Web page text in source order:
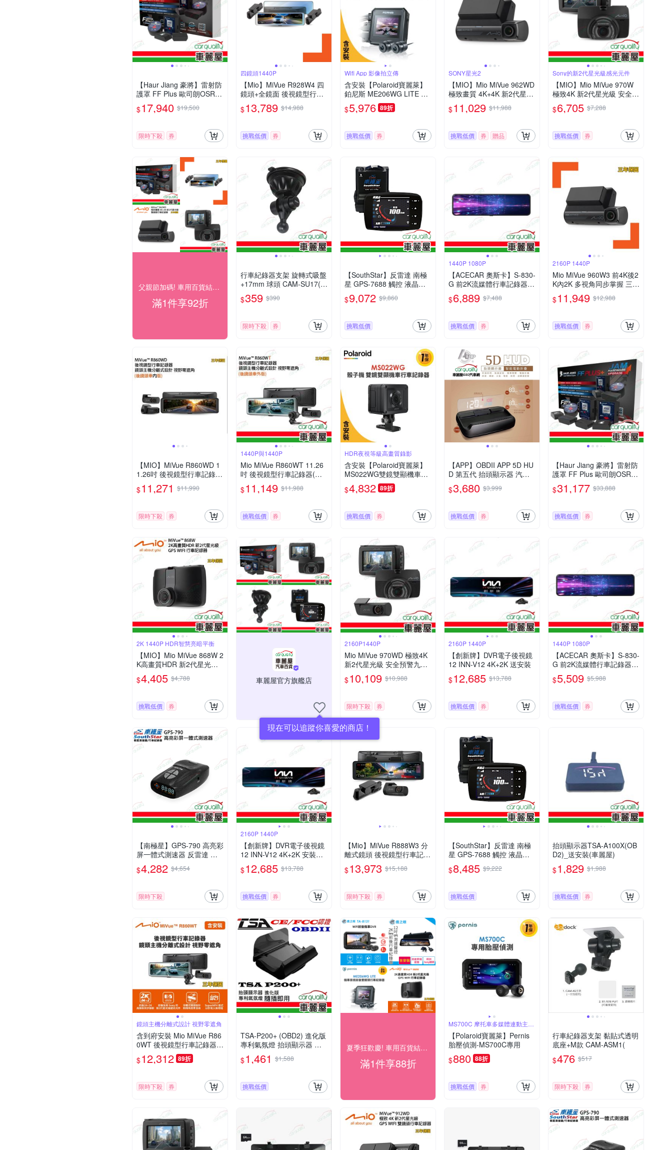
【Haur Jiang 豪將】雷射防
護罩 FF Plus 歐司朗OSRA
M最高功率LD 1對2_送安裝
(車麗屋)
$17,940 $19,500
限時下殺 券
四鏡頭1440P
【Mio】MiVue R928W4 四
鏡頭+全鏡面 後視鏡型行車
記錄器 送安裝
$13,789 $14,988
挑戰低價 券
Wifi App 影像拍立傳
含安裝【Polaroid寶麗萊】
鉑尼斯 ME206WG LITE 夜
視前後雙鏡頭 機車行車記錄
器-內附32G卡 行車紀錄器
$5,976 89折
挑戰低價 券
SONY星光2
【MIO】Mio MiVue 962WD
極致畫質 4K+4K 新2代星光
級 雙鏡頭行車記錄器 送安
裝
$11,029 $11,988
挑戰低價 券 贈品
Sony的新2代星光級感光元件
【MIO】Mio MiVue 970W
極致4K 新2代星光級 安全預
警九合一 GPS WIFI 行車記
錄器 送安裝_車麗屋
$6,705 $7,288
挑戰低價 券
父親節加碼! 車用百貨結帳92折
滿1件享92折
行車紀錄器支架 旋轉式吸盤
+17mm 球頭 CAM-SU17(車
麗屋)
$359 $390
限時下殺 券
【SouthStar】反雷達 南極
星 GPS-7688 觸控 液晶彩
屏分體測速器 送安裝(車麗
屋)
$9,072 $9,860
挑戰低價
1440P 1080P
【ACECAR 奧斯卡】S-830-
G 前2K流媒體行車記錄器
送安裝_車麗屋
$6,889 $7,488
挑戰低價 券
2160P 1440P
Mio MiVue 960W3 前4K後2
K內2K 多視角同步掌握 三鏡
頭行車記錄器 送安裝
$11,949 $12,988
挑戰低價 券
【MIO】MiVue R860WD 1
1.26吋 後視鏡型行車記錄器
車內後鏡頭 鏡頭主機分離式
設計 送安裝
$11,271 $11,990
限時下殺 券
1440P與1440P
Mio MiVue R860WT 11.26
吋 後視鏡型行車記錄器(車
外後鏡頭)鏡頭主機分離式設
計 視野零遮角 安裝費另計_
$11,149 $11,988
挑戰低價 券
HDR夜視等級高畫質錄影
含安裝【Polaroid寶麗萊】
MS022WG雙鏡雙顯機車行
車記錄器 綽號骰子機-內附3
2G卡 行車紀錄器
$4,832 89折
挑戰低價 券
【APP】OBDII APP 5D HU
D 第五代 抬頭顯示器 汽、
油電車通用 送安裝(車麗屋)
$3,680 $3,999
挑戰低價 券
【Haur Jiang 豪將】雷射防
護罩 FF Plus 歐司朗OSRA
M最高功率LD 1對4_送安裝
(車麗屋)
$31,177 $33,888
挑戰低價 券
2K 1440P HDR智慧亮暗平衡
【MIO】Mio MiVue 868W 2
K高畫質HDR 新2代星光級G
PS WIFI 行車記錄器 送安裝
$4,405 $4,788
挑戰低價 券
車麗屋官方旗艦店
現在可以追蹤你喜愛的商店！
2160P1440P
Mio MiVue 970WD 極致4K
新2代星光級 安全預警九合
一 GPS WIFI 行車記錄器 安
裝費另計_車麗屋
$10,109 $10,988
限時下殺 券
2160P 1440P
【創新牌】DVR電子後視鏡
12 INN-V12 4K+2K 送安裝
$12,685 $13,788
挑戰低價 券
1440P 1080P
【ACECAR 奧斯卡】S-830-
G 前2K流媒體行車記錄器
安裝費另計_車麗屋
$5,509 $5,988
挑戰低價 券
【南極星】GPS-790 高亮彩
屏一體式測速器 反雷達 送
安裝(車麗屋)
$4,282 $4,654
限時下殺
2160P 1440P
【創新牌】DVR電子後視鏡
12 INN-V12 4K+2K 安裝費
另計
$12,685 $13,788
挑戰低價 券
【Mio】MiVue R888W3 分
離式鏡頭 後視鏡型行車記錄
器附記憶卡128G+主機保固
3年 送安裝
$13,973 $15,188
限時下殺 券
【SouthStar】反雷達 南極
星 GPS-7688 觸控 液晶彩
屏分體測速器 安裝費另計
(車麗屋)
$8,485 $9,222
挑戰低價
抬頭顯示器TSA-A100X(OB
D2)_送安裝(車麗屋)
$1,829 $1,988
挑戰低價 券
鏡頭主機分離式設計 視野零遮角
含到府安裝 Mio MiVue R86
0WT 後視鏡型行車記錄器
(室外)(送64G卡)行車紀錄器
$12,312 89折
限時下殺 券
TSA-P200+ (OBD2) 進化版
專利氣氛燈 抬頭顯示器 最
高支援到時速300(車麗屋)
$1,461 $1,588
挑戰低價
夏季狂歡慶! 車用百貨結帳88折
滿1件享88折
MS700C 摩托車多媒體連動主機
【Polaroid寶麗萊】Pernis
胎壓偵測-MS700C專用
$880 88折
挑戰低價 券
行車紀錄器支架 黏貼式透明
底座+M款 CAM-ASM1(
$476 $517
限時下殺 券